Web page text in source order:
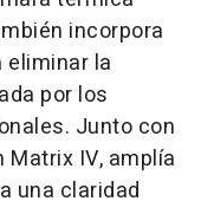
incorpora
eliminar la
por los
Junto con
IV, amplía
una claridad